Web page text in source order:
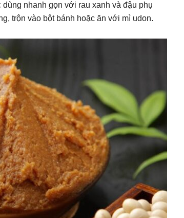
nhanh gọn với rau xanh và đậu phụ
trộn vào bột bánh hoặc ăn với mì udon.